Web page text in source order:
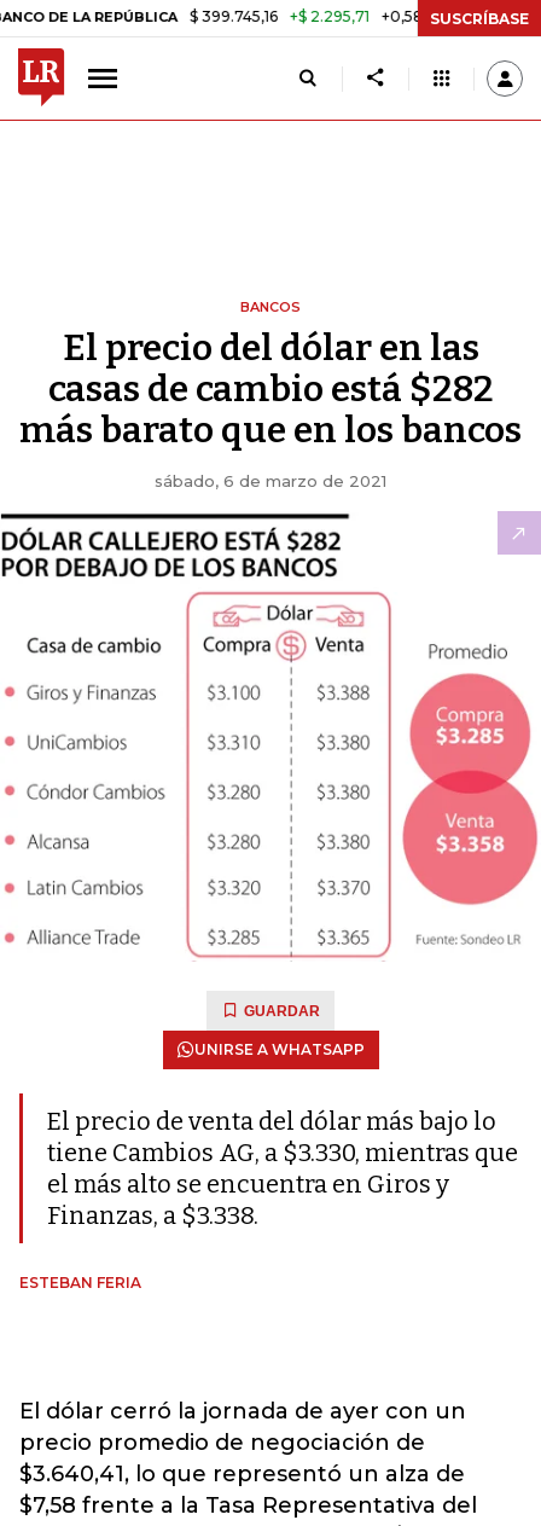
REPÚBLICA $ 399.745,16 +$ 2.295,71 +0,58% TASA DE USURA
SUSCRÍBASE
BANCOS
El precio del dólar en las
casas de cambio está $282
más barato que en los bancos
sábado, 6 de marzo de 2021
GUARDAR
UNIRSE A WHATSAPP
El precio de venta del dólar más bajo lo
tiene Cambios AG, a $3.330, mientras que
el más alto se encuentra en Giros y
Finanzas, a $3.338.
ESTEBAN FERIA
El dólar cerró la jornada de ayer con un
precio promedio de negociación de
$3.640,41, lo que representó un alza de
$7,58 frente a la Tasa Representativa del